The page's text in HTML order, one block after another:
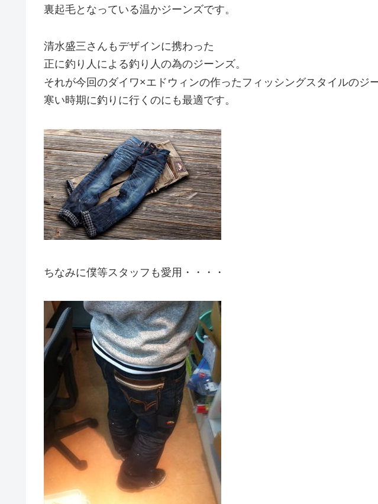
裏起毛となっている温かジーンズです。
清水盛三さんもデザインに携わった
正に釣り人による釣り人の為のジーンズ。
それが今回のダイワ×エドウィンの作ったフィッシングスタイルのジ
寒い時期に釣りに行くのにも最適です。
ちなみに僕等スタッフも愛用・・・・